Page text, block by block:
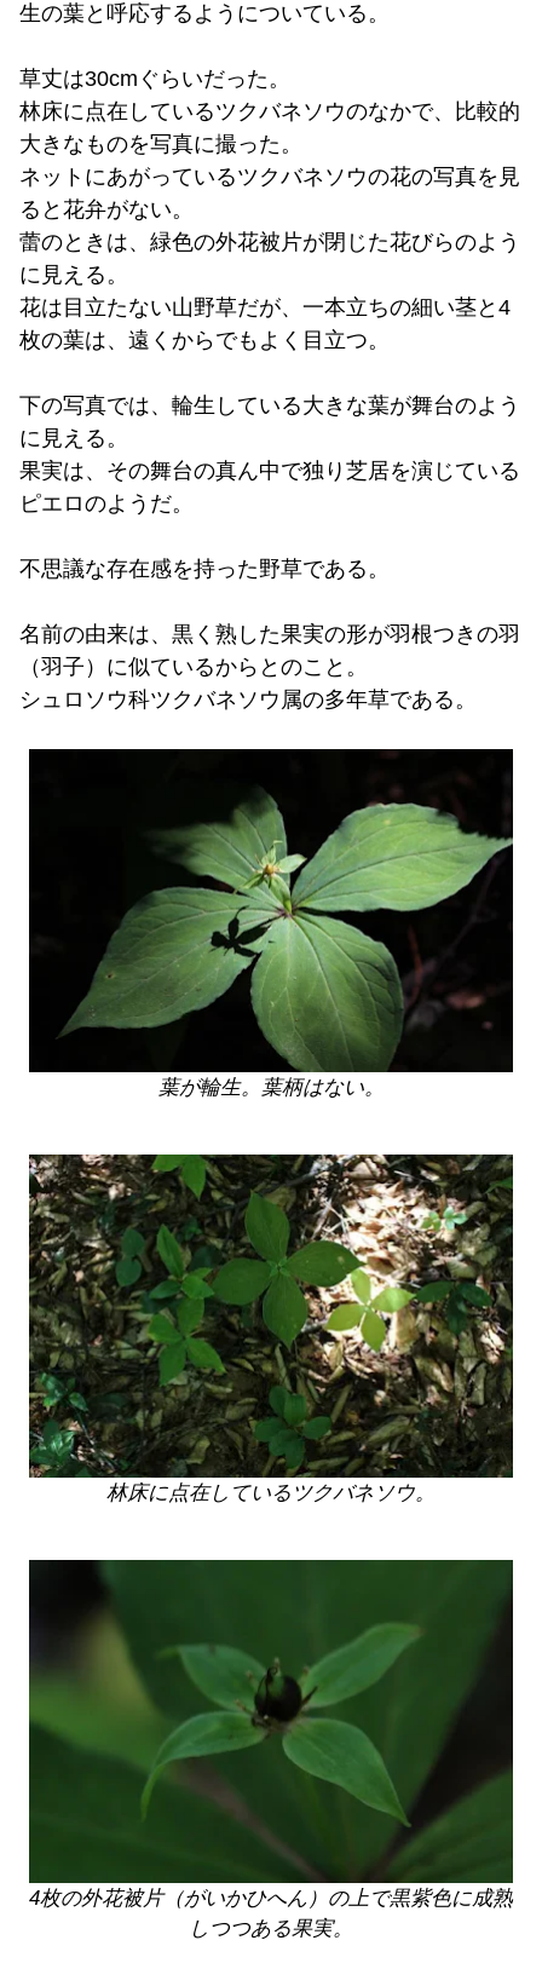
生の葉と呼応するようについている。
草丈は30cmぐらいだった。
林床に点在しているツクバネソウのなかで、比較的
大きなものを写真に撮った。
ネットにあがっているツクバネソウの花の写真を見
ると花弁がない。
蕾のときは、緑色の外花被片が閉じた花びらのよう
に見える。
花は目立たない山野草だが、一本立ちの細い茎と4
枚の葉は、遠くからでもよく目立つ。
下の写真では、輪生している大きな葉が舞台のよう
に見える。
果実は、その舞台の真ん中で独り芝居を演じている
ピエロのようだ。
不思議な存在感を持った野草である。
名前の由来は、黒く熟した果実の形が羽根つきの羽
（羽子）に似ているからとのこと。
シュロソウ科ツクバネソウ属の多年草である。
葉が輪生。葉柄はない。
林床に点在しているツクバネソウ。
4枚の外花被片（がいかひへん）の上で黒紫色に成熟
しつつある果実。